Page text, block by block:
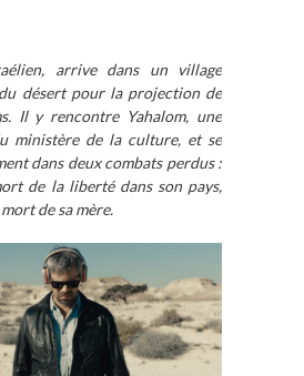
arrive dans un village
désert pour la projection de
Il y rencontre Yahalom, une
ministère de la culture, et se
dans deux combats perdus :
de la liberté dans son pays,
de sa mère.